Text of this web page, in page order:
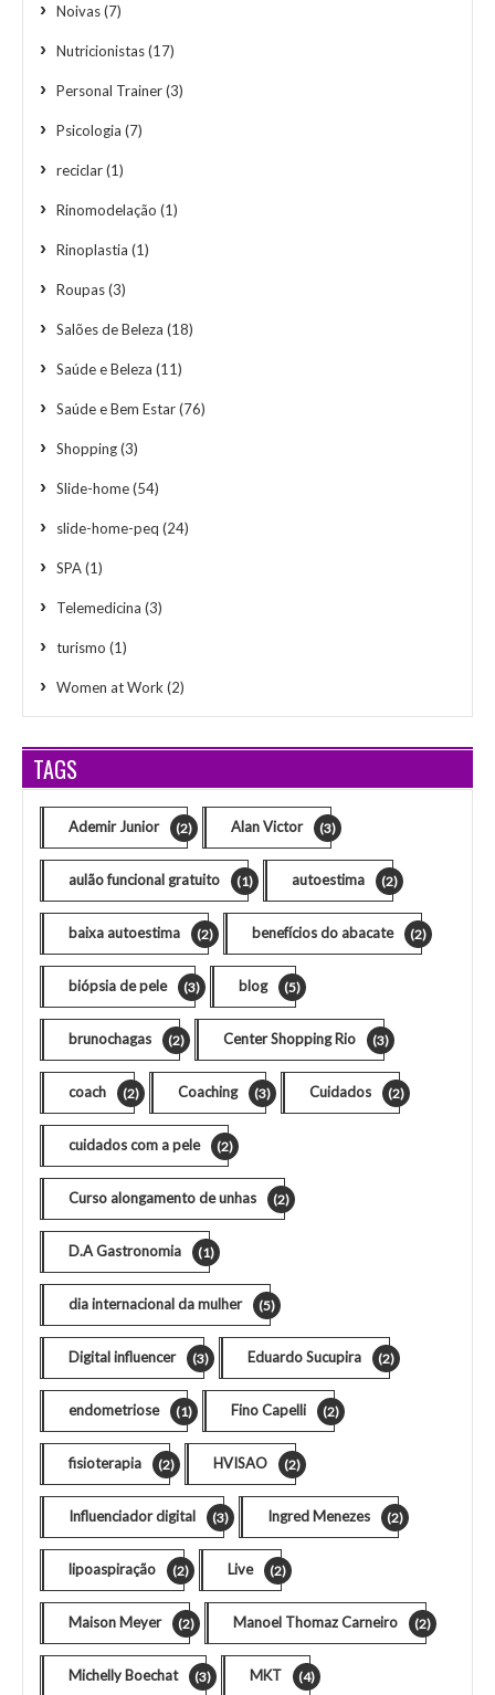
Noivas(7)
Nutricionistas(17)
Personal Trainer(3)
Psicologia (7)
reciclar(1)
Rinomodelação (1)
Rinoplastia (1)
Roupas(3)
Salões de Beleza (18)
Saúde e Beleza (11)
Saúde e Bem Estar(76)
Shopping(3)
Slide-home(54)
slide-home-peq (24)
SPA(1)
Telemedicina (3)
turismo (1)
Women at Work (2)
TAGS
Ademir Junior (2) Alan Victor (3)
aulão funcional gratuito (1) autoestima (2)
baixa autoestima (2) benefícios do abacate (2)
biópsia de pele (3) blog (5)
brunochagas (2) Center Shopping Rio (3)
coach (2) Coaching (3) Cuidados (2)
cuidados com a pele (2)
Curso alongamento de unhas (2)
D.A Gastronomia (1)
dia internacional da mulher (5)
Digital influencer (3) Eduardo Sucupira (2)
endometriose (1) Fino Capelli (2)
fisioterapia (2) HVISAO (2)
Influenciador digital (3) Ingred Menezes (2)
lipoaspiração (2) Live (2)
Maison Meyer (2) Manoel Thomaz Carneiro (2)
Michelly Boechat (3) MKT (4)